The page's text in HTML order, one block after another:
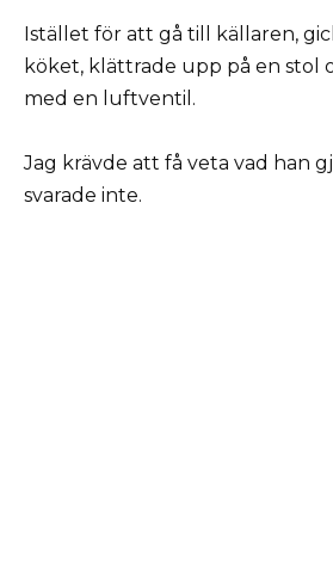
Istället för att gå till källaren,
köket, klättrade upp på en stol
med en luftventil.
Jag krävde att få veta vad han
svarade inte.